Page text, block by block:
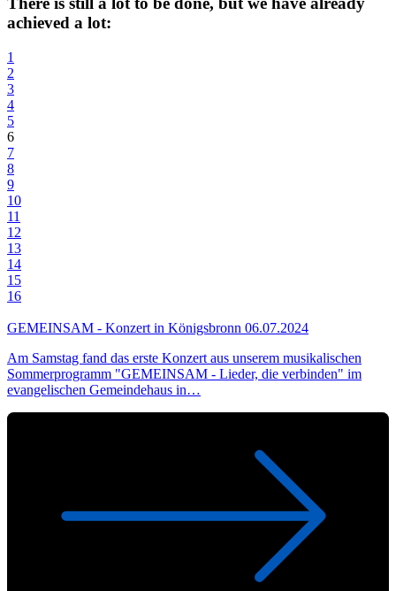
achieved a lot:
1
2
3
4
5
6
7
8
9
10
11
12
13
14
15
16
GEMEINSAM - Konzert in Königsbronn 06.07.2024
Am Samstag fand das erste Konzert aus unserem musikalischen
Sommerprogramm "GEMEINSAM - Lieder, die verbinden" im
evangelischen Gemeindehaus in…